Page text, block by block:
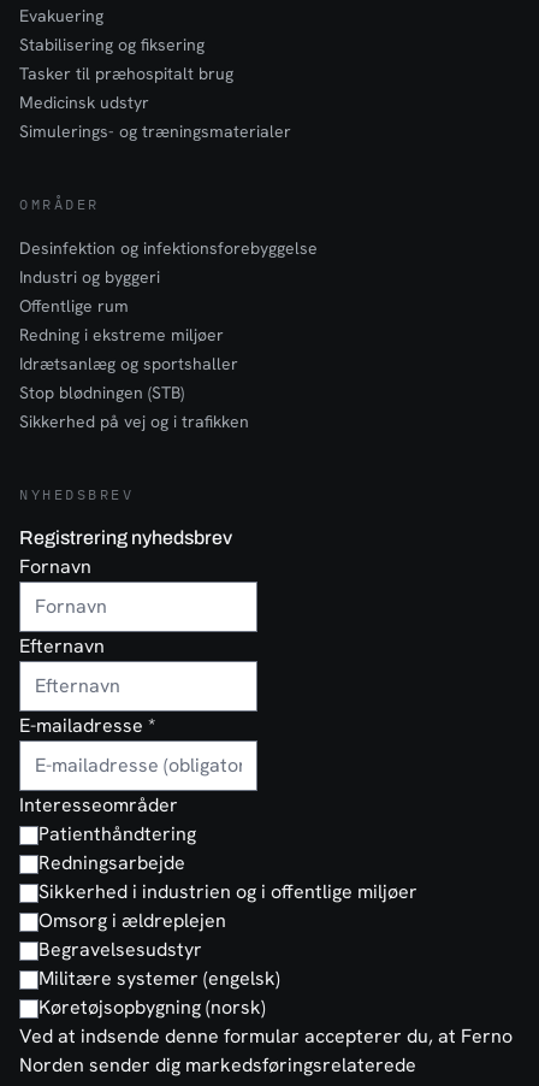
Evakuering
Stabilisering og fiksering
Tasker til præhospitalt brug
Medicinsk udstyr
Simulerings- og træningsmaterialer
OMRÅDER
Desinfektion og infektionsforebyggelse
Industri og byggeri
Offentlige rum
Redning i ekstreme miljøer
Idrætsanlæg og sportshaller
Stop blødningen (STB)
Sikkerhed på vej og i trafikken
NYHEDSBREV
Registrering nyhedsbrev
Fornavn
Efternavn
E-mailadresse *
Interesseområder
Patienthåndtering
Redningsarbejde
Sikkerhed i industrien og i offentlige miljøer
Omsorg i ældreplejen
Begravelsesudstyr
Militære systemer (engelsk)
Køretøjsopbygning (norsk)
Ved at indsende denne formular accepterer du, at Ferno
Norden sender dig markedsføringsrelaterede